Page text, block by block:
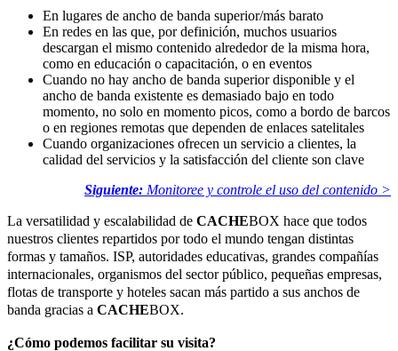
En lugares de ancho de banda superior/más barato
En redes en las que, por definición, muchos usuarios
descargan el mismo contenido alrededor de la misma hora,
como en educación o capacitación, o en eventos
Cuando no hay ancho de banda superior disponible y el
ancho de banda existente es demasiado bajo en todo
momento, no solo en momento picos, como a bordo de barcos
o en regiones remotas que dependen de enlaces satelitales
Cuando organizaciones ofrecen un servicio a clientes, la
calidad del servicios y la satisfacción del cliente son clave
Siguiente: Monitoree y controle el uso del contenido >
La versatilidad y escalabilidad de CACHEBOX hace que todos
nuestros clientes repartidos por todo el mundo tengan distintas
formas y tamaños. ISP, autoridades educativas, grandes compañías
internacionales, organismos del sector público, pequeñas empresas,
flotas de transporte y hoteles sacan más partido a sus anchos de
banda gracias a CACHEBOX.
¿Cómo podemos facilitar su visita?